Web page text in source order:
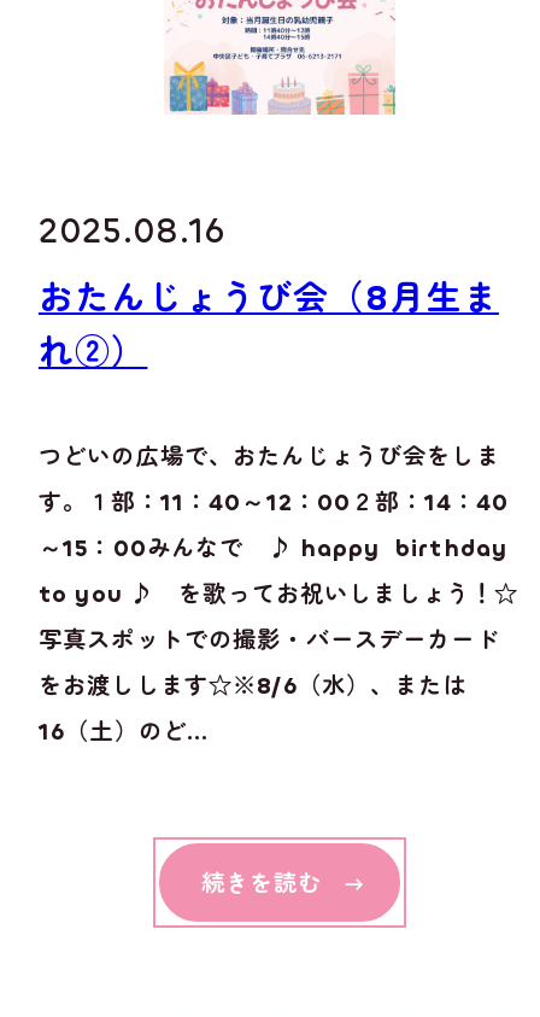
2025.08.16
おたんじょうび会（8月生ま
れ②）
つどいの広場で、おたんじょうび会をしま
す。１部：11：40～12：00２部：14：40
～15：00みんなで ♪ happy birthday
to you ♪ を歌ってお祝いしましょう！☆
写真スポットでの撮影・バースデーカード
をお渡しします☆※8/6（水）、または
16（土）のど...
続きを読む